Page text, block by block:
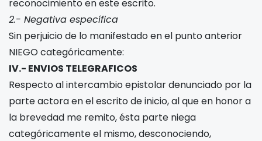
reconocimiento en este escrito.
2.- Negativa específica
Sin perjuicio de lo manifestado en el punto anterior
NIEGO categóricamente:
IV.- ENVIOS TELEGRAFICOS
Respecto al intercambio epistolar denunciado por la
parte actora en el escrito de inicio, al que en honor a
la brevedad me remito, ésta parte niega
categóricamente el mismo, desconociendo,